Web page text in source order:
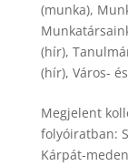
(munka),
(hír),
(hír), Város-
Megjelent
folyóiratban:
Kárpát-